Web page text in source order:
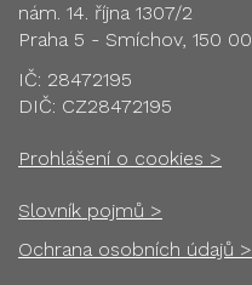
nám. 14. října 1307/2
Praha 5 - Smíchov, 150 00
IČ: 28472195
DIČ: CZ28472195
Prohlášení o cookies >
Slovník pojmů >
Ochrana osobních údajů >